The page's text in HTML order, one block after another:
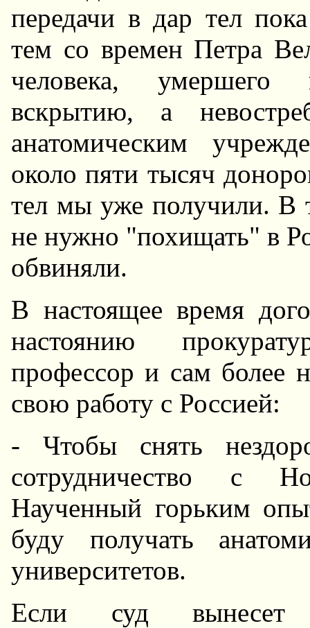
передачи в дар тел
тем со времен Петра
человека, умершего
вскрытию, а
анатомическим
около пяти тысяч
тел мы уже получили. В
не нужно "похищать" в
обвиняли.
В настоящее время
настоянию
профессор и сам более
свою работу с Россией:
- Чтобы снять
сотрудничество с
Hаученный горьким
буду получать
университетов.
Если суд вынесет